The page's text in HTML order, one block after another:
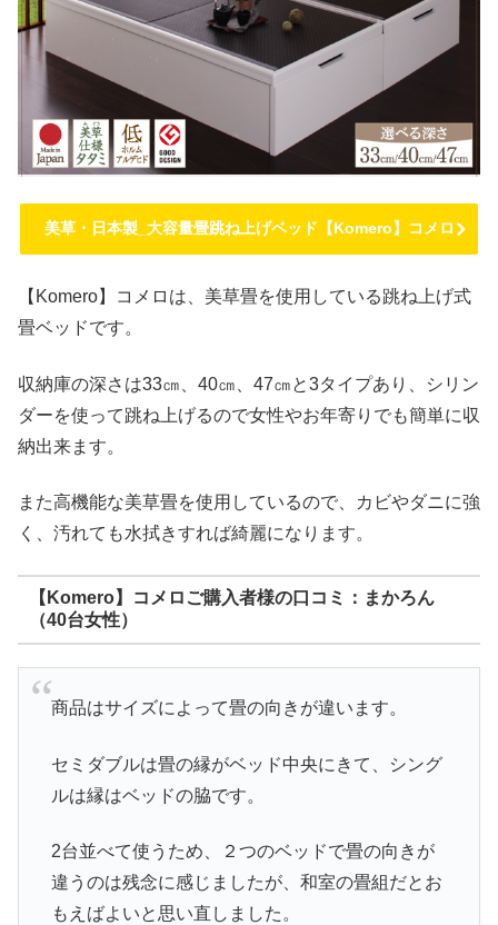
美草・日本製_大容量畳跳ね上げベッド【Komero】コメロ
【Komero】コメロは、美草畳を使用している跳ね上げ式
畳ベッドです。
収納庫の深さは33㎝、40㎝、47㎝と3タイプあり、シリン
ダーを使って跳ね上げるので女性やお年寄りでも簡単に収
納出来ます。
また高機能な美草畳を使用しているので、カビやダニに強
く、汚れても水拭きすれば綺麗になります。
【Komero】コメロご購入者様の口コミ：まかろん
（40台女性）
商品はサイズによって畳の向きが違います。
セミダブルは畳の縁がベッド中央にきて、シング
ルは縁はベッドの脇です。
2台並べて使うため、２つのベッドで畳の向きが
違うのは残念に感じましたが、和室の畳組だとお
もえばよいと思い直しました。